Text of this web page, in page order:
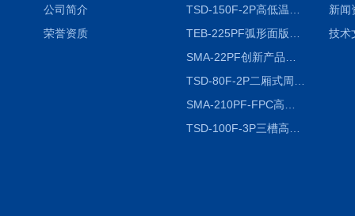
公司简介
荣誉资质
新闻
技术